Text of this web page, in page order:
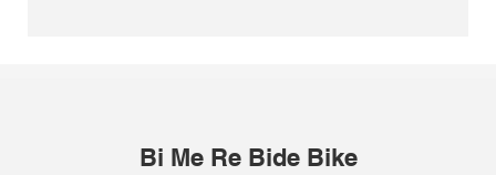
Bi Me Re Bide Bike